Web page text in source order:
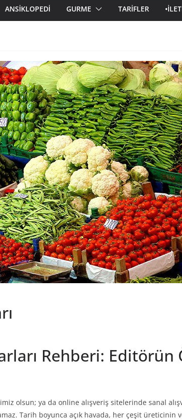
ANSİKLOPEDİ GURME TARİFLER
Rehberi: Editörün
olsun; ya da online alışveriş sitelerinde sanal
Tarih boyunca açık havada, her çeşit üreticinin